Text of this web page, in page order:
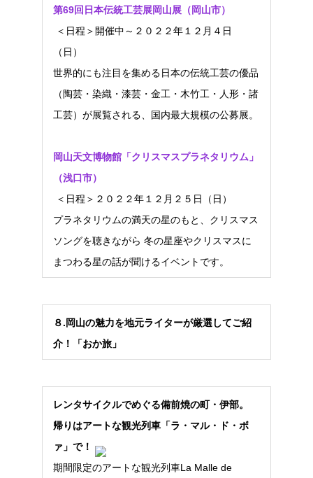
第69回日本伝統工芸展岡山展（岡山市）
＜日程＞開催中～２０２２年１２月４日
（日）
世界的にも注目を集める日本の伝統工芸の優品
（陶芸・染織・漆芸・金工・木竹工・人形・諸
工芸）が展覧される、国内最大規模の公募展。
岡山天文博物館「クリスマスプラネタリウム」
（浅口市）
＜日程＞２０２２年１２月２５日（日）
プラネタリウムの満天の星のもと、クリスマス
ソングを聴きながら 冬の星座やクリスマスに
まつわる星の話が聞けるイベントです。
８.岡山の魅力を地元ライターが厳選してご紹
介！「おか旅」
レンタサイクルでめぐる備前焼の町・伊部。
帰りはアートな観光列車「ラ・マル・ド・ボ
ァ」で！
期間限定のアートな観光列車La Malle de